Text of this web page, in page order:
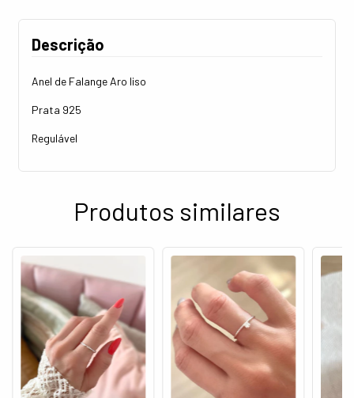
Descrição
Anel de Falange Aro liso
Prata 925
Regulável
Produtos similares